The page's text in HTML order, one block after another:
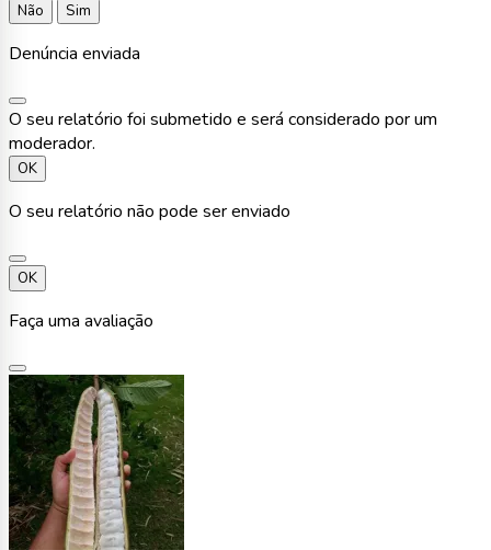
Não Sim
Denúncia enviada
O seu relatório foi submetido e será considerado por um
moderador.
OK
O seu relatório não pode ser enviado
OK
Faça uma avaliação